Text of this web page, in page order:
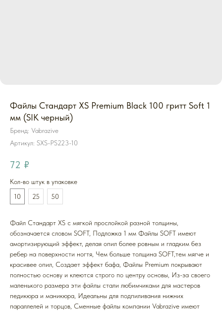
Файлы Стандарт XS Premium Black 100 гритт Soft 1
мм (SIK черный)
Бренд: Vabrazive
Артикул: SXS-PS223-10
72 ₽
Кол-во штук в упаковке
10
25 50
Файл Стандарт XS с мягкой прослойкой разной толщины,
обозначается словом SOFT, Подложка 1 мм Файлы SOFT имеют
амортизирующий эффект, делая опил более ровным и гладким без
ребер на поверхности ногтя, Чем больше толщина SOFT,тем мягче и
красивее опил, Создает эффект бафа, Файлы Premium покрывают
полностью основу и клеются строго по центру основы, Из-за своего
маленького размера эти файлы стали любимчиками для мастеров
педикюра и маникюра, Идеальны для подпиливания нижних
параллелей и торцов, Cменные файлы компании Vabrazive имеют